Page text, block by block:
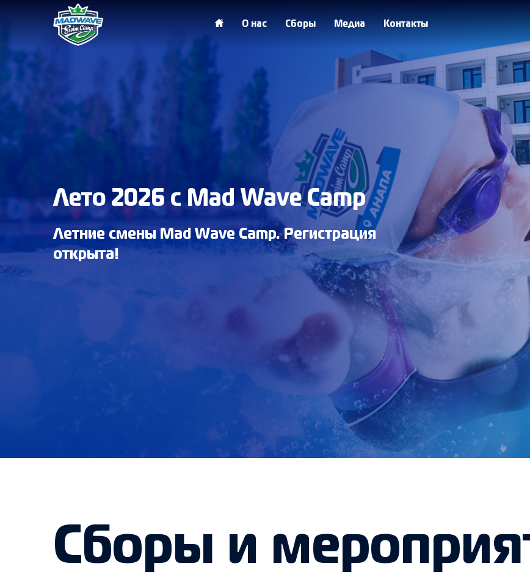
О нас Сборы Медиа Контакты
Лето 2026 с Mad Wave Camp
Летние смены Mad Wave Camp. Регистрация
открыта!
Сборы и